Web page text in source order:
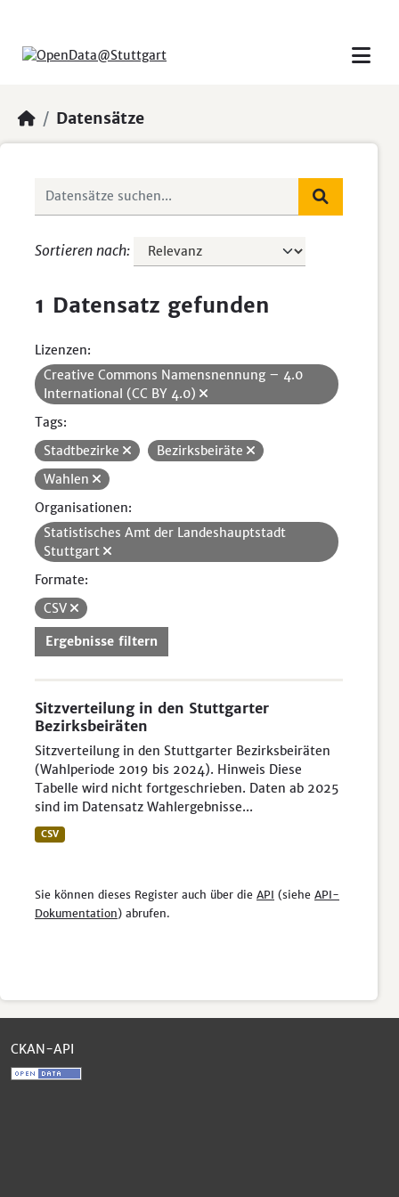
Datensätze
Sortieren nach
1 Datensatz gefunden
Lizenzen:
Creative Commons Namensnennung – 4.0
International (CC BY 4.0)
Tags:
Stadtbezirke
Bezirksbeiräte
Wahlen
Organisationen:
Statistisches Amt der Landeshauptstadt
Stuttgart
Formate:
CSV
Ergebnisse filtern
Sitzverteilung in den Stuttgarter
Bezirksbeiräten
Sitzverteilung in den Stuttgarter Bezirksbeiräten
(Wahlperiode 2019 bis 2024). Hinweis Diese
Tabelle wird nicht fortgeschrieben. Daten ab 2025
sind im Datensatz Wahlergebnisse...
CSV
Sie können dieses Register auch über die API (siehe API-
Dokumentation) abrufen.
CKAN-API